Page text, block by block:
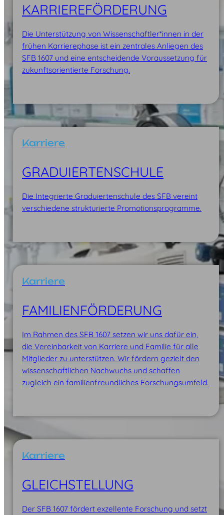
KARRIERE­FÖRDERUNG
Die Unterstützung von Wissenschaftler*innen in der
frühen Karrierephase ist ein zentrales Anliegen des
SFB 1607 und eine entscheidende Voraussetzung für
zukunftsorientierte Forschung.
Karriere
GRADUIERTEN­SCHULE
Die Integrierte Graduiertenschule des SFB vereint
verschiedene strukturierte Promotionsprogramme.
Karriere
FAMILIEN­FÖRDERUNG
Im Rahmen des SFB 1607 setzen wir uns dafür ein,
die Vereinbarkeit von Karriere und Familie für alle
Mitglieder zu unterstützen. Wir fördern gezielt den
wissenschaftlichen Nachwuchs und schaffen
zugleich ein familienfreundliches Forschungsumfeld.
Karriere
GLEICH­STELLUNG
Der SFB 1607 fördert exzellente Forschung und setzt